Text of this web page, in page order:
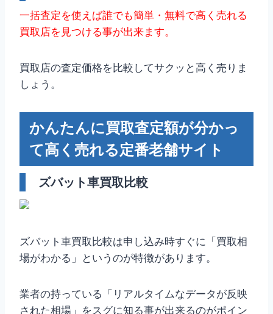
一括査定を使えば誰でも簡単・無料で高く売れる
買取店を見つける事が出来ます。
買取店の査定価格を比較してサクッと高く売りま
しょう。
かんたんに買取査定額が分かっ
て高く売れる定番老舗サイト
ズバット車買取比較
ズバット車買取比較は申し込み時すぐに「買取相
場がわかる」というのが特徴があります。
業者の持っている「リアルタイムなデータが反映
された相場」をスグに知る事が出来るのがポイン